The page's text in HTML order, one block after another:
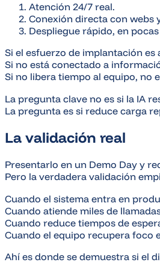
Atención 24/7 real.
Conexión directa con webs
Despliegue rápido, en
Si el esfuerzo de implantación es
Si no está conectado a
Si no libera tiempo al equipo, no
La pregunta clave no es si la IA
La pregunta es si reduce carga
La validación real
Presentarlo en un Demo Day y
Pero la verdadera validación
Cuando el sistema entra en
Cuando atiende miles de
Cuando reduce tiempos de
Cuando el equipo recupera foco
Ahí es donde se demuestra si el